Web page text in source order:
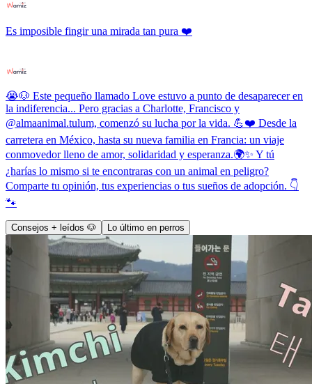
Es imposible fingir una mirada tan pura ❤️
😭🐶 Este pequeño llamado Love estuvo a punto de desaparecer en
la indiferencia... Pero gracias a Charlotte, Francisco y
@almaanimal.tulum, comenzó su lucha por la vida. 💪❤️ Desde la
carretera en México, hasta su nueva familia en Francia: un viaje
conmovedor lleno de amor, solidaridad y esperanza.🌍✨ Y tú
¿harías lo mismo si te encontraras con un animal en peligro?
Comparte tu opinión, tus experiencias o tus sueños de adopción. 👇
🐾
Consejos + leídos 🐶 Lo último en perros